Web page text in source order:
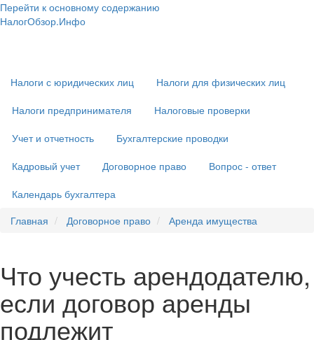
Перейти к основному содержанию
НалогОбзор.Инфо
Налоги с юридических лиц
Налоги для физических лиц
Налоги предпринимателя
Налоговые проверки
Учет и отчетность
Бухгалтерские проводки
Кадровый учет
Договорное право
Вопрос - ответ
Календарь бухгалтера
Главная
Договорное право Аренда имущества
Что учесть арендодателю,
если договор аренды
подлежит